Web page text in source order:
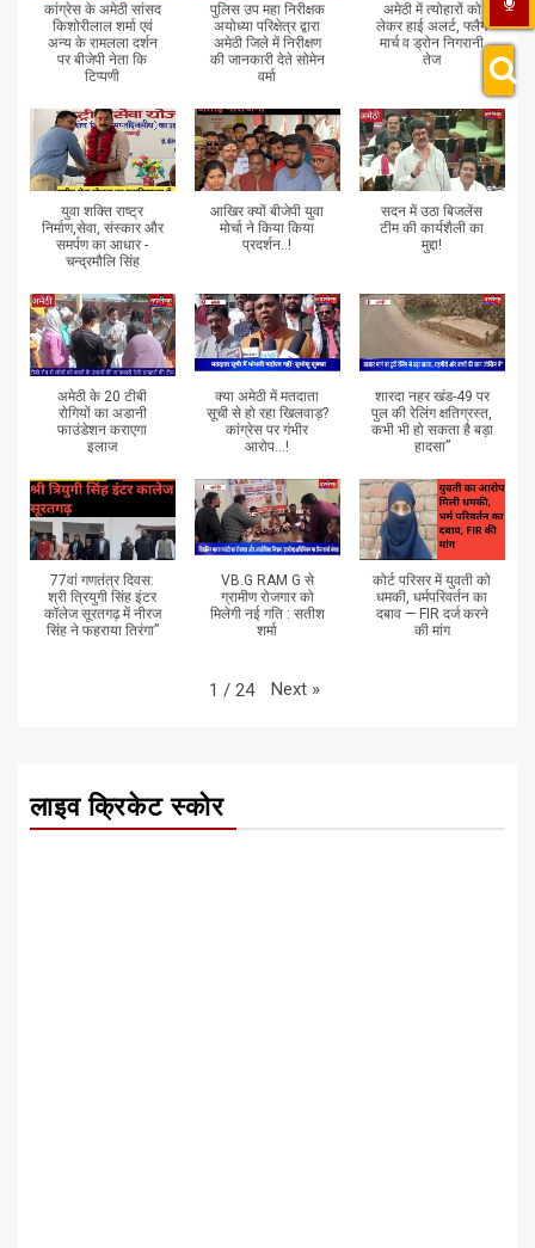
कांग्रेस के अमेठी सांसद
किशोरीलाल शर्मा एवं
अन्य के रामलला दर्शन
पर बीजेपी नेता कि
टिप्पणी
पुलिस उप महा निरीक्षक
अयोध्या परिक्षेत्र द्वारा
अमेठी जिले में निरीक्षण
की जानकारी देते सोमेन
वर्मा
अमेठी में त्योहारों को
लेकर हाई अलर्ट, फ्लैग
मार्च व ड्रोन निगरानी
तेज
युवा शक्ति राष्ट्र
निर्माण,सेवा, संस्कार और
समर्पण का आधार -
चन्द्रमौलि सिंह
आखिर क्यों बीजेपी युवा
मोर्चा ने किया किया
प्रदर्शन..!
सदन में उठा बिजलेंस
टीम की कार्यशैली का
मुद्दा!
अमेठी के 20 टीबी
रोगियों का अडानी
फाउंडेशन कराएगा
इलाज
क्या अमेठी में मतदाता
सूची से हो रहा खिलवाड़?
कांग्रेस पर गंभीर
आरोप...!
शारदा नहर खंड-49 पर
पुल की रेलिंग क्षतिग्रस्त,
कभी भी हो सकता है बड़ा
हादसा”
77वां गणतंत्र दिवस:
श्री त्रियुगी सिंह इंटर
कॉलेज सूरतगढ़ में नीरज
सिंह ने फहराया तिरंगा”
VB.G RAM G से
ग्रामीण रोजगार को
मिलेगी नई गति : सतीश
शर्मा
कोर्ट परिसर में युवती को
धमकी, धर्मपरिवर्तन का
दबाव — FIR दर्ज करने
की मांग
1 / 24 Next »
लाइव क्रिकेट स्कोर